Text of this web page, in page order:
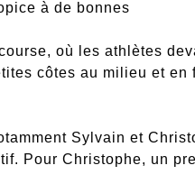
à de bonnes
où les athlètes
côtes au milieu et en
Sylvain et
Pour Christophe, un